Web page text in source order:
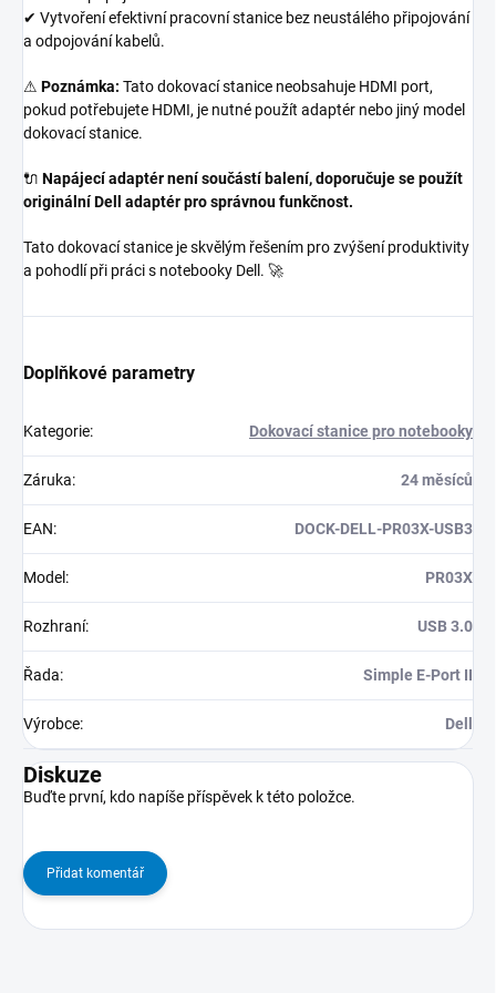
✔ Vytvoření efektivní pracovní stanice bez neustálého připojování
a odpojování kabelů.
⚠ Poznámka: Tato dokovací stanice neobsahuje HDMI port,
pokud potřebujete HDMI, je nutné použít adaptér nebo jiný model
dokovací stanice.
🔌 Napájecí adaptér není součástí balení, doporučuje se použít
originální Dell adaptér pro správnou funkčnost.
Tato dokovací stanice je skvělým řešením pro zvýšení produktivity
a pohodlí při práci s notebooky Dell. 🚀
Doplňkové parametry
Kategorie: Dokovací stanice pro notebooky
Záruka: 24 měsíců
EAN: DOCK-DELL-PR03X-USB3
Model : PR03X
Rozhraní: USB 3.0
Řada: Simple E-Port II
Výrobce: Dell
Diskuze
Buďte první, kdo napíše příspěvek k této položce.
Přidat komentář